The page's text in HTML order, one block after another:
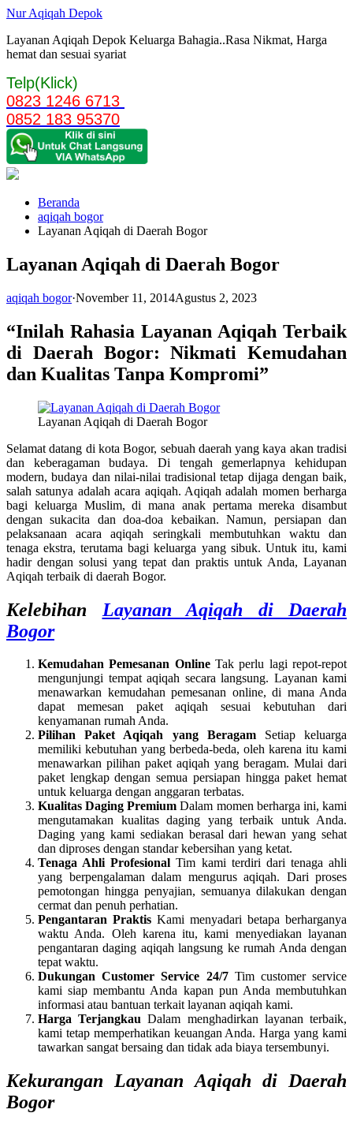
Langsung
konten
Nur Aqiqah Depok
Layanan Aqiqah Depok Keluarga Bahagia..Rasa Nikmat, Harga
hemat dan sesuai syariat
Telp(Klick)
0823 1246 6713
0852 183 95370
Beranda
aqiqah bogor
Layanan Aqiqah di Daerah Bogor
Layanan Aqiqah di Daerah Bogor
aqiqah bogor·November 11, 2014Agustus 2, 2023
“Inilah Rahasia Layanan Aqiqah Terbaik
di Daerah Bogor: Nikmati Kemudahan
dan Kualitas Tanpa Kompromi”
Layanan Aqiqah di Daerah Bogor
Selamat datang di kota Bogor, sebuah daerah yang kaya akan tradisi
dan keberagaman budaya. Di tengah gemerlapnya kehidupan
modern, budaya dan nilai-nilai tradisional tetap dijaga dengan baik,
salah satunya adalah acara aqiqah. Aqiqah adalah momen berharga
bagi keluarga Muslim, di mana anak pertama mereka disambut
dengan sukacita dan doa-doa kebaikan. Namun, persiapan dan
pelaksanaan acara aqiqah seringkali membutuhkan waktu dan
tenaga ekstra, terutama bagi keluarga yang sibuk. Untuk itu, kami
hadir dengan solusi yang tepat dan praktis untuk Anda, Layanan
Aqiqah terbaik di daerah Bogor.
Kelebihan Layanan Aqiqah di Daerah
Bogor
Kemudahan Pemesanan OnlineTak perlu lagi repot-repot
mengunjungi tempat aqiqah secara langsung. Layanan kami
menawarkan kemudahan pemesanan online, di mana Anda
dapat memesan paket aqiqah sesuai kebutuhan dari
kenyamanan rumah Anda.
Pilihan Paket Aqiqah yang BeragamSetiap keluarga
memiliki kebutuhan yang berbeda-beda, oleh karena itu kami
menawarkan pilihan paket aqiqah yang beragam. Mulai dari
paket lengkap dengan semua persiapan hingga paket hemat
untuk keluarga dengan anggaran terbatas.
Kualitas Daging Premium Dalam momen berharga ini, kami
mengutamakan kualitas daging yang terbaik untuk Anda.
Daging yang kami sediakan berasal dari hewan yang sehat
dan diproses dengan standar kebersihan yang ketat.
Tenaga Ahli Profesional Tim kami terdiri dari tenaga ahli
yang berpengalaman dalam mengurus aqiqah. Dari proses
pemotongan hingga penyajian, semuanya dilakukan dengan
cermat dan penuh perhatian.
Pengantaran Praktis Kami menyadari betapa berharganya
waktu Anda. Oleh karena itu, kami menyediakan layanan
pengantaran daging aqiqah langsung ke rumah Anda dengan
tepat waktu.
Dukungan Customer Service 24/7Tim customer service
kami siap membantu Anda kapan pun Anda membutuhkan
informasi atau bantuan terkait layanan aqiqah kami.
Harga Terjangkau Dalam menghadirkan layanan terbaik,
kami tetap memperhatikan keuangan Anda. Harga yang kami
tawarkan sangat bersaing dan tidak ada biaya tersembunyi.
Kekurangan Layanan Aqiqah di Daerah
Bogor